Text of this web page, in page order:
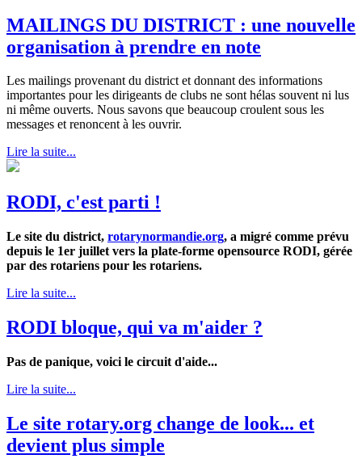
MAILINGS DU DISTRICT : une nouvelle
organisation à prendre en note
Les mailings provenant du district et donnant des informations
importantes pour les dirigeants de clubs ne sont hélas souvent ni lus
ni même ouverts. Nous savons que beaucoup croulent sous les
messages et renoncent à les ouvrir.
Lire la suite...
RODI, c'est parti !
Le site du district, rotarynormandie.org, a migré comme prévu
depuis le 1er juillet vers la plate-forme opensource RODI, gérée
par des rotariens pour les rotariens.
Lire la suite...
RODI bloque, qui va m'aider ?
Pas de panique, voici le circuit d'aide...
Lire la suite...
Le site rotary.org change de look... et
devient plus simple